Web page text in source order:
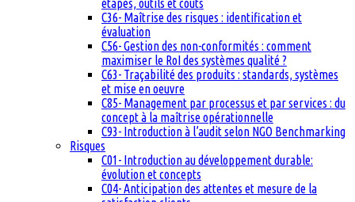
étapes, outils et coûts
C36- Maîtrise des risques : identification et
évaluation
C56- Gestion des non-conformités : comment
maximiser le RoI des systèmes qualité ?
C63- Traçabilité des produits : standards, systèmes
et mise en oeuvre
C85- Management par processus et par services : du
concept à la maîtrise opérationnelle
C93- Introduction à l’audit selon NGO Benchmarking
Risques
C01- Introduction au développement durable:
évolution et concepts
C04- Anticipation des attentes et mesure de la